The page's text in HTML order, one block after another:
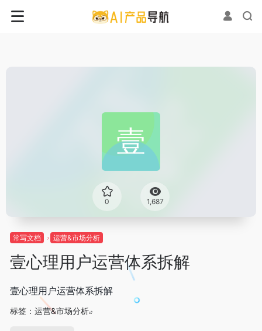
0 1,687
常写文档 运营&市场分析
壹心理用户运营体系拆解
壹心理用户运营体系拆解
标签： 运营&市场分析